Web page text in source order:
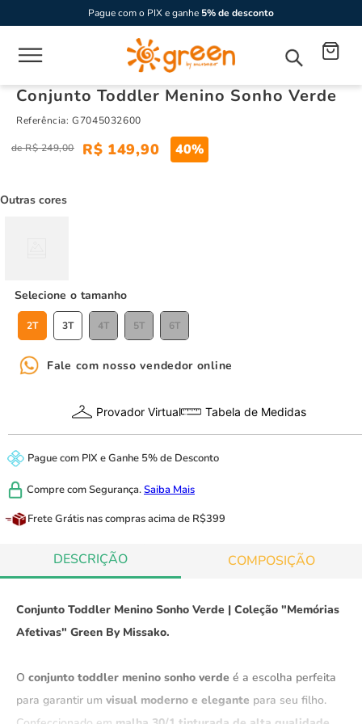
Pague com o PIX e ganhe 5% de desconto
Conjunto Toddler Menino Sonho Verde
Referência:G7045032600
R$ 249,00 R$ 149,90 40%
Outras cores
tamanho
2T 3T 4T 5T 6T
Fale com nosso vendedor online
Provador Virtual Tabela de Medidas
Pague com PIX eGanhe 5% de Desconto
Compre comSegurança.Saiba Mais
Frete Grátis nas compras acima de R$399
DESCRIÇÃO COMPOSIÇÃO
Conjunto Toddler Menino Sonho Verde | Coleção "Memórias
Afetivas" Green By Missako.
O conjunto toddler menino sonho verde é a escolha perfeita
para garantir um visual moderno e elegante para seu filho.